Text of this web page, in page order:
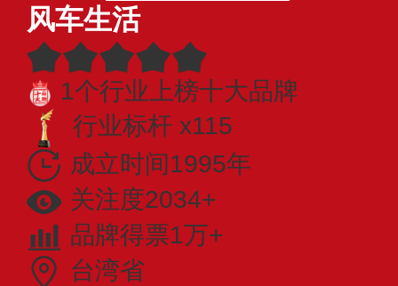
风车生活
1个行业上榜十大品牌
行业标杆 x115
成立时间1995年
关注度2034+
品牌得票1万+
台湾省